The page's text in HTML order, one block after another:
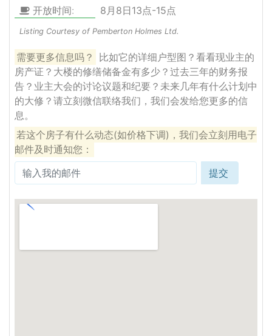
开放时间:
8月8日13点-15点
Listing Courtesy of Pemberton Holmes Ltd.
需要更多信息吗？
比如它的详细户型图？看看现业主的
房产证？大楼的修缮储备金有多少？过去三年的财务报
告？业主大会的讨论议题和纪要？未来几年有什么计划中
的大修？请立刻微信联络我们，我们会发给您更多的信
息。
若这个房子有什么动态(如价格下调)，我们会立刻用电子
邮件及时通知您：
提交